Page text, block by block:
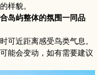
样貌。
岛屿整体的氛围一同品
可近距离感受鸟类气息。
能会变动，如有需要建议